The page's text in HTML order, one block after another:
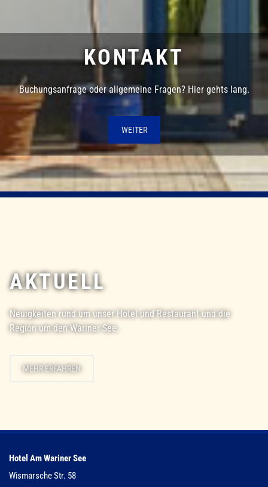
KONTAKT
Buchungsanfrage oder allgemeine Fragen? Hier gehts lang.
WEITER
AKTUELL
Neuigkeiten rund um unser Hotel und Restaurant und die
Region um den Wariner See.
MEHR ERFAHREN
Hotel Am Wariner See
Wismarsche Str. 58